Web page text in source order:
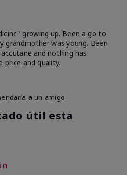
growing up. Been a go to
grandmother was young. Been
and nothing has
price and quality.
a un amigo
útil esta